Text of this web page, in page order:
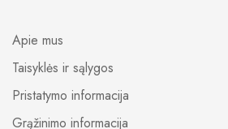
Apie mus
Taisyklės ir sąlygos
Pristatymo informacija
Grąžinimo informacija